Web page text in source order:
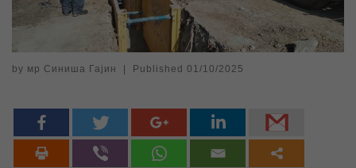
by мр Синиша Гајин Published 01/10/2025